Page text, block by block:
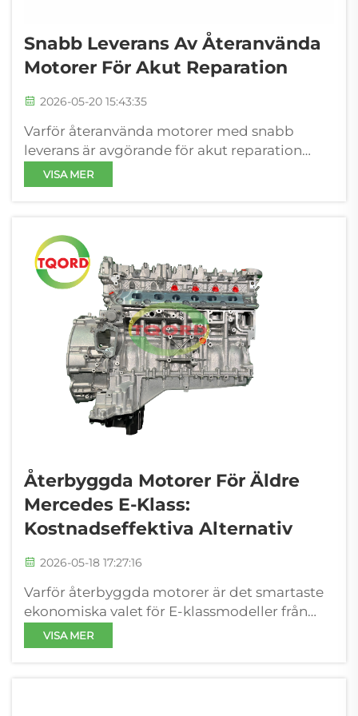
Snabb Leverans Av Återanvända
Motorer För Akut Reparation
2026-05-20 15:43:35
Varför återanvända motorer med snabb
leverans är avgörande för akut reparation
Kostnaden för driftstopp i flott- och
kraftgenereringsverksamhet För
byggbranschen, ...
VISA MER
Återbyggda Motorer För Äldre
Mercedes E-Klass:
Kostnadseffektiva Alternativ
2026-05-18 17:27:16
Varför återbyggda motorer är det smartaste
ekonomiska valet för E-klassmodeller från
före 2012 Ägarstadiets brytpunkt: När
repareringskostnaderna överstiger den
VISA MER